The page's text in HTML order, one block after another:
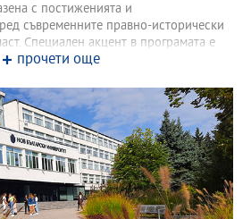
с постиженията и
съвременните правно-исторически
Специален акцент в програмата е
с широк спектър от
държавата и правото, както и с научни
изследване на
прочети още